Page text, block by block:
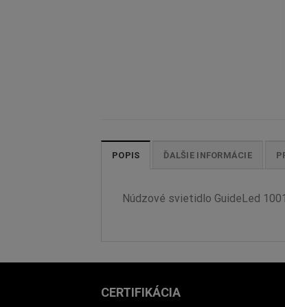
POPIS ĎALŠIE INFORMÁCIE
Núdzové svietidlo GuideLed
CERTIFIKÁCIA